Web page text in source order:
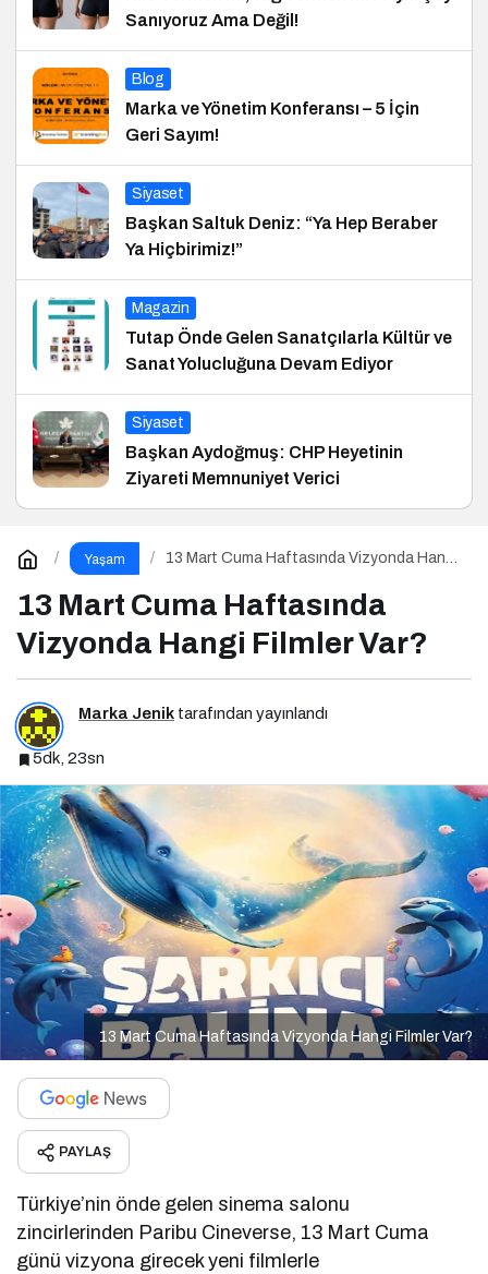
Sanıyoruz Ama Değil!
Blog
Marka ve Yönetim Konferansı – 5 İçin
Geri Sayım!
Siyaset
Başkan Saltuk Deniz: “Ya Hep Beraber
Ya Hiçbirimiz!”
Magazin
Tutap Önde Gelen Sanatçılarla Kültür ve
Sanat Yolucluğuna Devam Ediyor
Siyaset
Başkan Aydoğmuş: CHP Heyetinin
Ziyareti Memnuniyet Verici
Yaşam
13 Mart Cuma Haftasında Vizyonda Hangi
13 Mart Cuma Haftasında
Vizyonda Hangi Filmler Var?
Marka Jenik tarafından yayınlandı
5dk, 23sn
13 Mart Cuma Haftasında Vizyonda Hangi Filmler Var?
PAYLAŞ
Türkiye’nin önde gelen sinema salonu
zincirlerinden Paribu Cineverse, 13 Mart Cuma
günü vizyona girecek yeni filmlerle